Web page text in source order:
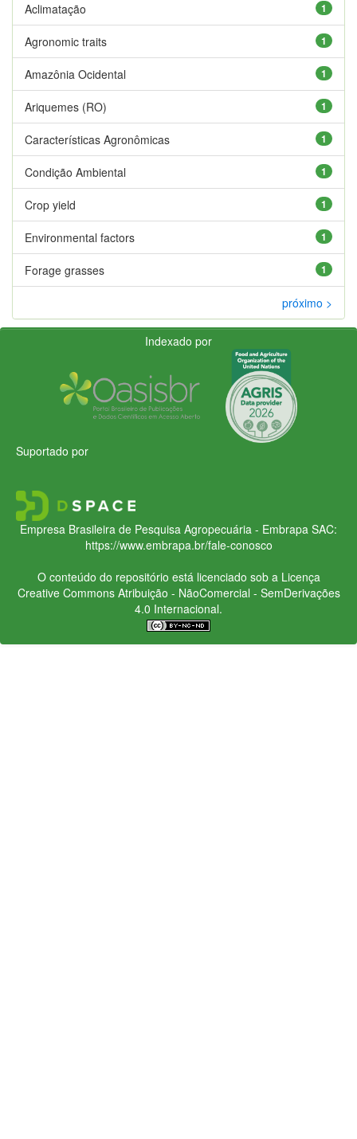
1
Aclimatação
1
Agronomic traits
1
Amazônia Ocidental
1
Ariquemes (RO)
1
Características Agronômicas
1
Condição Ambiental
1
Crop yield
1
Environmental factors
1
Forage grasses
próximo >
Indexado por
Suportado por
Empresa Brasileira de Pesquisa Agropecuária - Embrapa SAC:
https://www.embrapa.br/fale-conosco
O conteúdo do repositório está licenciado sob a Licença
Creative CommonsAtribuição - NãoComercial - SemDerivações
4.0 Internacional.